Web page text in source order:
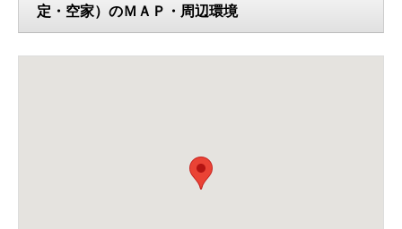
定・空家）のＭＡＰ・周辺環境